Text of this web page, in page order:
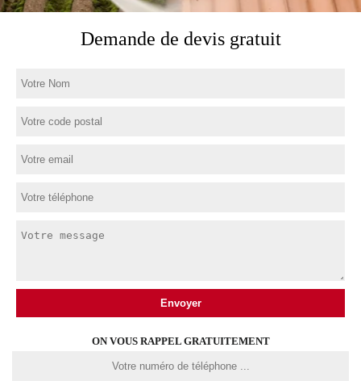
Demande de devis gratuit
ON VOUS RAPPEL GRATUITEMENT